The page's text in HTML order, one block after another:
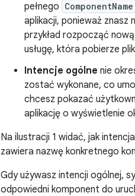
pełnego ComponentName
aplikacji, ponieważ znasz
przykład rozpocząć
usługę, która pobierze
Intencje ogólne nie
zostać wykonane, co
chcesz pokazać
aplikację o wyświetlenie
Na ilustracji 1 widać, jak
zawiera nazwę konkretnego
Gdy używasz intencji ogólnej,
odpowiedni komponent do